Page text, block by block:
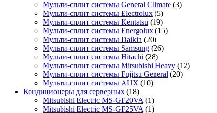
Мульти-сплит системы General Climate (3)
Мульти-сплит системы Electrolux (5)
Мульти-сплит системы Kentatsu (19)
Мульти-сплит системы Energolux (15)
Мульти-сплит системы Daikin (20)
Мульти-сплит системы Samsung (26)
Мульти-сплит системы Hitachi (28)
Мульти-сплит системы Mitsubishi Heavy (12)
Мульти-сплит системы Fujitsu General (20)
Мульти-сплит системы AUX (10)
Кондиционеры для серверных (18)
Mitsubishi Electric MS-GF20VA (1)
Mitsubishi Electric MS-GF25VA (1)